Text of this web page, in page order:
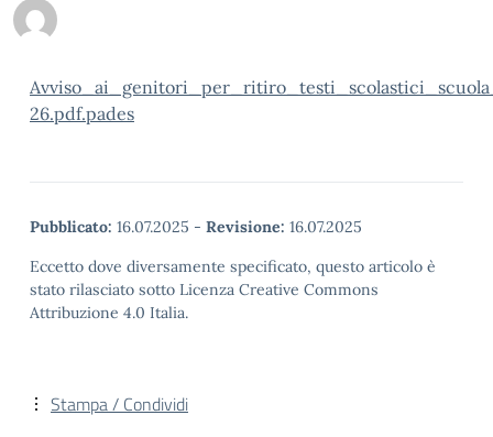
26.pdf.pades
Pubblicato: 16.07.2025 - Revisione: 16.07.2025
Eccetto dove diversamente specificato, questo articolo è
stato rilasciato sotto Licenza Creative Commons
Attribuzione 4.0 Italia.
Stampa / Condividi